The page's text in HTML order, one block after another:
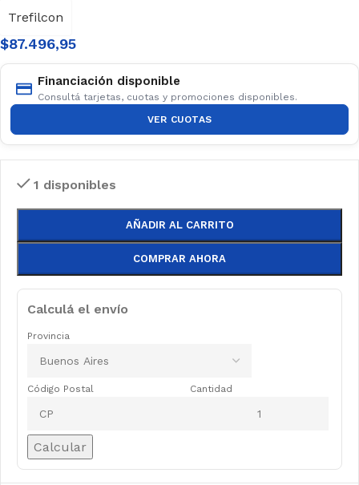
Trefilcon
$87.496,95
Financiación disponible
Consultá tarjetas, cuotas y promociones disponibles.
VER CUOTAS
1 disponibles
AÑADIR AL CARRITO
COMPRAR AHORA
Calculá el envío
Provincia
Código Postal Cantidad
Calcular